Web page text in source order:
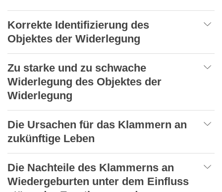
Korrekte Identifizierung des
Objektes der Widerlegung
Zu starke und zu schwache
Widerlegung des Objektes der
Widerlegung
Die Ursachen für das Klammern an
zukünftige Leben
Die Nachteile des Klammerns an
Wiedergeburten unter dem Einfluss